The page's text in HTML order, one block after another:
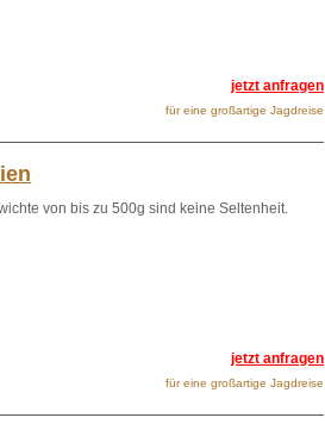
jetzt anfragen
für eine großartige Jagdreise
von bis zu 500g sind keine Seltenheit.
jetzt anfragen
für eine großartige Jagdreise